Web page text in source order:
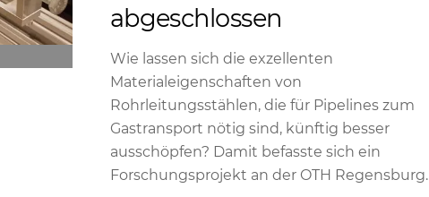
abgeschlossen
Wie lassen sich die exzellenten
Materialeigenschaften von
Rohrleitungsstählen, die für Pipelines zum
Gastransport nötig sind, künftig besser
ausschöpfen? Damit befasste sich ein
Forschungsprojekt an der OTH Regensburg.